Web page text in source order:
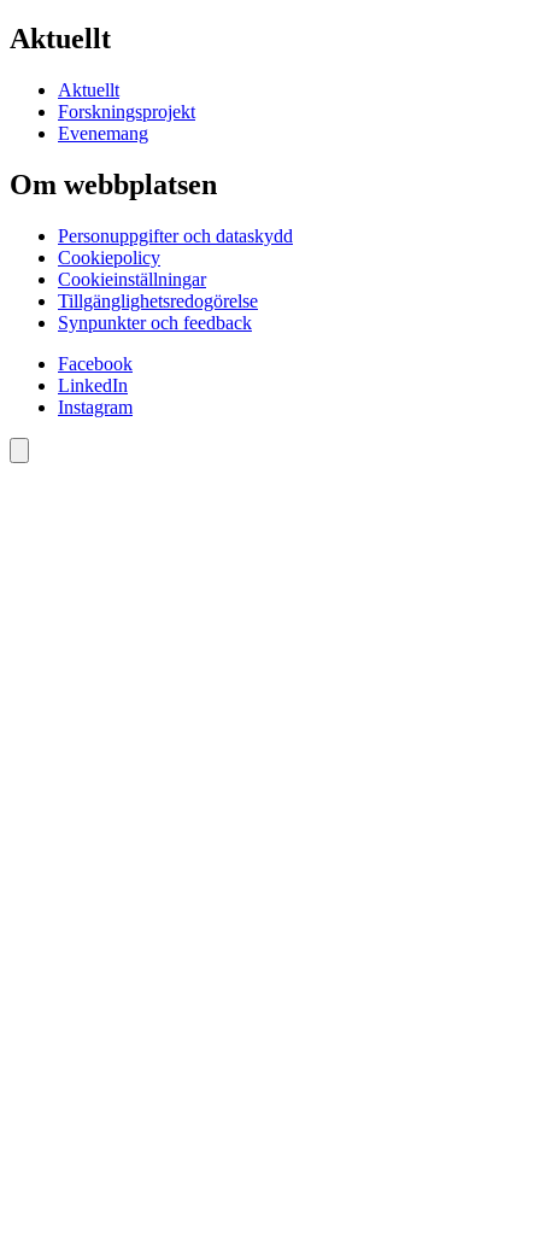
Aktuellt
Aktuellt
Forskningsprojekt
Evenemang
Om webbplatsen
Personuppgifter och dataskydd
Cookiepolicy
Cookieinställningar
Tillgänglighetsredogörelse
Synpunkter och feedback
Facebook
LinkedIn
Instagram